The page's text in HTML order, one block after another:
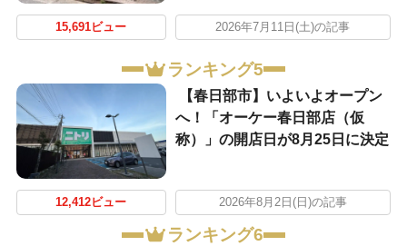
15,691ビュー 2026年7月11日(土)の記事
ランキング5
【春日部市】いよいよオープン
へ！「オーケー春日部店（仮
称）」の開店日が8月25日に決定
12,412ビュー 2026年8月2日(日)の記事
ランキング6